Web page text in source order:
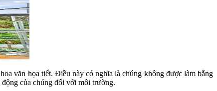
văn họa tiết. Điều này có nghĩa là chúng không được làm bằng
của chúng đối với môi trường.